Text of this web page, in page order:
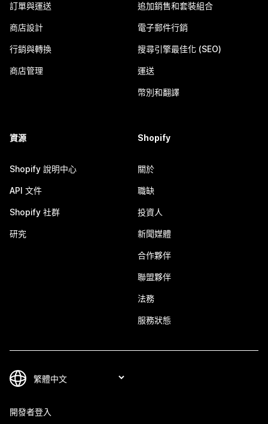
訂單與運送
商店設計
行銷與轉換
商店管理
追加銷售和套裝組合
電子郵件行銷
搜尋引擎最佳化 (SEO)
運送
幣別和翻譯
資源
Shopify 說明中心
API 文件
Shopify 社群
研究
Shopify
關於
職缺
投資人
新聞媒體
合作夥伴
聯盟夥伴
法務
服務狀態
開發者登入